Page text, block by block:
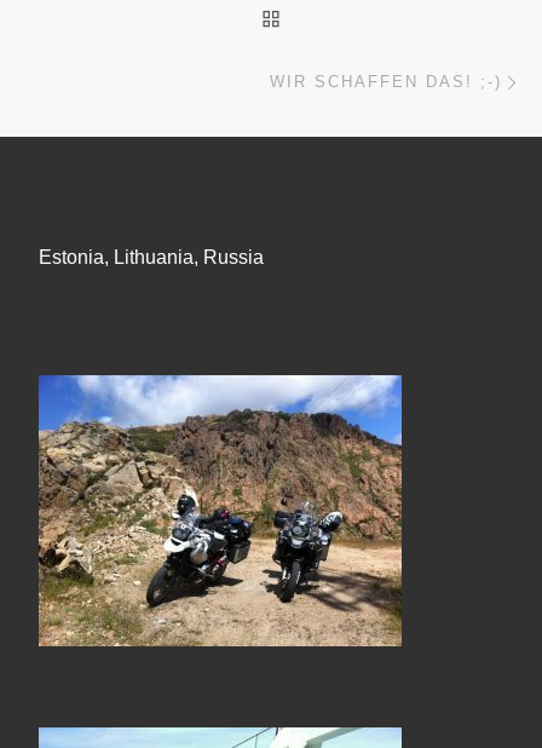
WIR SCHAFFEN DAS! ;-)
Estonia, Lithuania, Russia